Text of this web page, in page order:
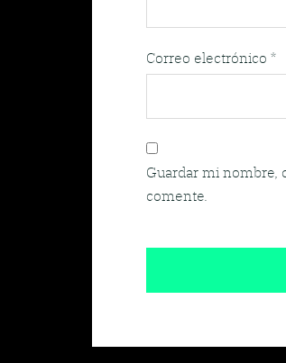
Correo electrónico *
Guardar mi nombre,
comente.